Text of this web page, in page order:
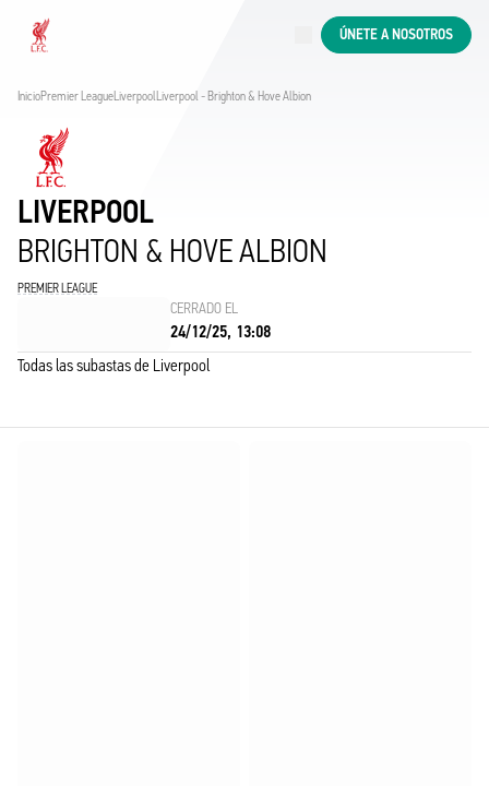
Now live
ÚNETE A NOSOTROS
InicioPremier LeagueLiverpoolLiverpool - Brighton & Hove Albion
LIVERPOOL
BRIGHTON & HOVE ALBION
PREMIER LEAGUE
CERRADO EL
24/12/25, 13:08
Todas las subastas de Liverpool